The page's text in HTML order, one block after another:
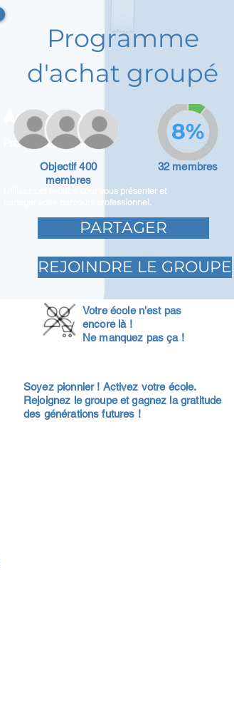
Adam Caar
Promoteur
Utilisez cet espace pour vous présenter et
partager votre parcours professionnel.
Programme
d'achat groupé
Objectif 400
membres
32 membres
8%
PARTAGER
REJOINDRE LE GROUPE
Votre école n'est pas
encore là !
Ne manquez pas ça !
Soyez pionnier ! Activez votre école.
Rejoignez le groupe et gagnez la gratitude
des générations futures !